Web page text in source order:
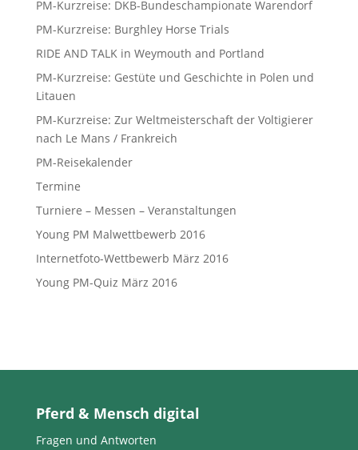
PM-Kurzreise: DKB-Bundeschampionate Warendorf
PM-Kurzreise: Burghley Horse Trials
RIDE AND TALK in Weymouth and Portland
PM-Kurzreise: Gestüte und Geschichte in Polen und
Litauen
PM-Kurzreise: Zur Weltmeisterschaft der Voltigierer
nach Le Mans / Frankreich
PM-Reisekalender
Termine
Turniere – Messen – Veranstaltungen
Young PM Malwettbewerb 2016
Internetfoto-Wettbewerb März 2016
Young PM-Quiz März 2016
Pferd & Mensch digital
Fragen und Antworten